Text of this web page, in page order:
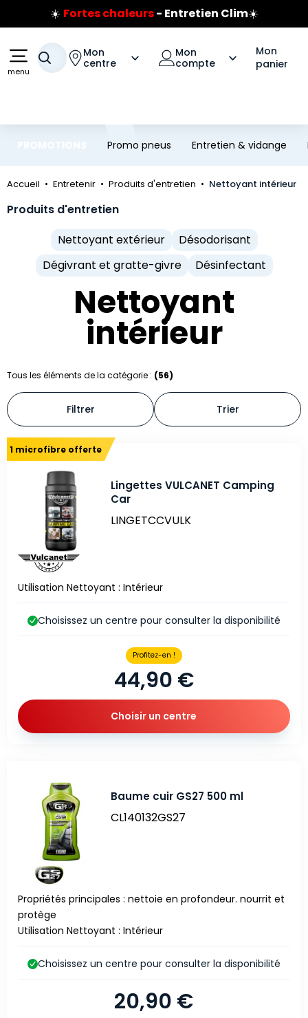
Aller au contenu principal
Aller à la navigation
Prix coûtant pneus Bridgestone
🔥Extincteur :réflexe sécurité🔥
Jusqu'à 120€ remboursés sur les pneus Bridgestone
menu
Votre recherche
Mon
centre
Mon
compte
Mon
panier
Promo pneus Entretien & vidange
Accueil Entretenir Produits d'entretien Nettoyant intérieur
Produits d'entretien
Nettoyant extérieur
Désodorisant
Dégivrant et gratte-givre
Désinfectant
Nettoyant
intérieur
Tous les éléments de la catégorie : (56)
Filtrer Trier
1 microfibre offerte
Lingettes VULCANET Camping
Car
LINGETCCVULK
Utilisation Nettoyant : Intérieur
44,90 €
Profitez-en !
Choisissez un centre pour consulter la disponibilité
Choisir un centre
Baume cuir GS27 500 ml
CL140132GS27
Propriétés principales : nettoie en profondeur. nourrit et
protège
Utilisation Nettoyant : Intérieur
20,90 €
Choisissez un centre pour consulter la disponibilité